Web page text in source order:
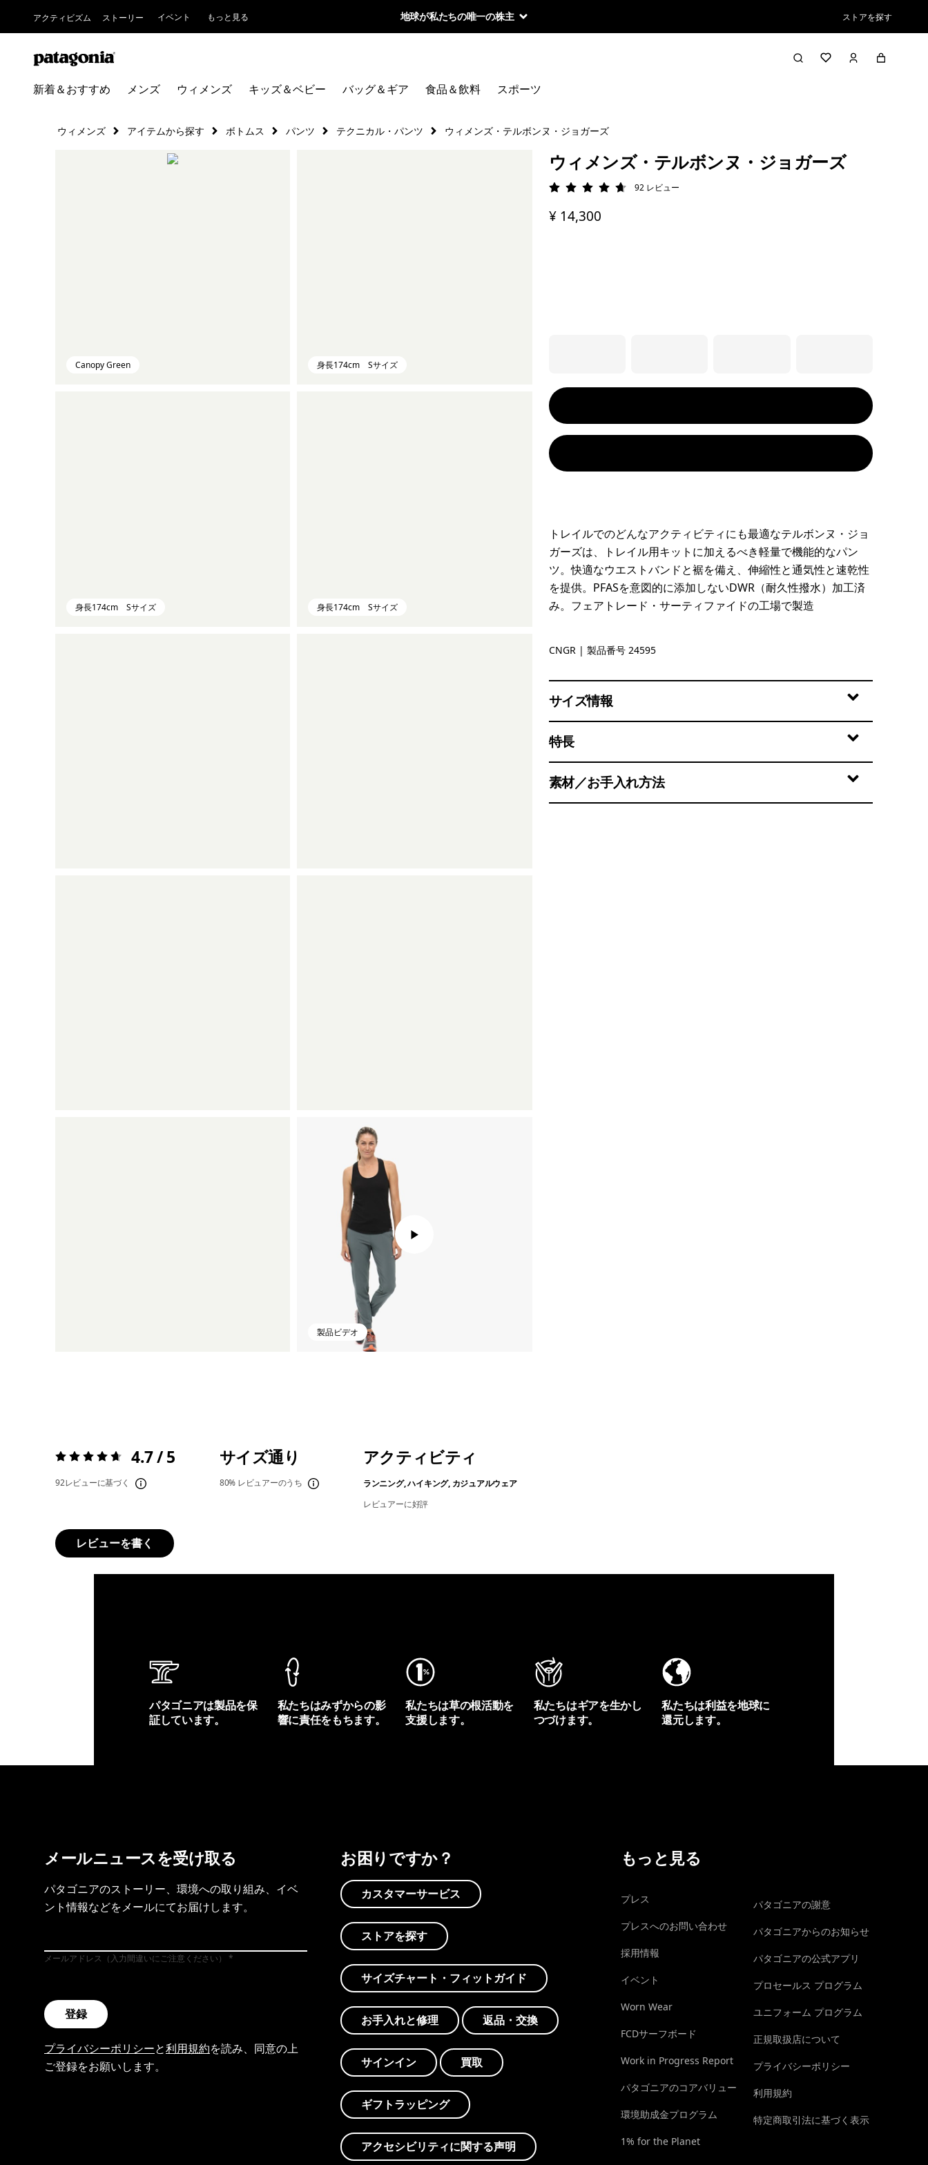
アクティビズム ストーリー イベント もっと見る 地球が私たちの唯一の株主 ストアを探す
新着＆おすすめ メンズ ウィメンズ キッズ＆ベビー バッグ＆ギア 食品＆飲料 スポーツ
ウィメンズ アイテムから探す ボトムス パンツ テクニカル・パンツ ウィメンズ・テルボンヌ・ジョガーズ
Canopy Green 身長174cm Sサイズ
身長174cm Sサイズ 身長174cm Sサイズ
製品ビデオ
ウィメンズ・テルボンヌ・ジョガーズ
評価: 4.7 / 5
92 レビュー
¥ 14,300
トレイルでのどんなアクティビティにも最適なテルボンヌ・ジョ
ガーズは、トレイル用キットに加えるべき軽量で機能的なパン
ツ。快適なウエストバンドと裾を備え、伸縮性と通気性と速乾性
を提供。PFASを意図的に添加しないDWR（耐久性撥水）加工済
み。フェアトレード・サーティファイドの工場で製造
Canopy Green
CNGR | 製品番号 24595
サイズ情報
特長
素材／お手入れ方法
評価:4.7 / 5 4.7 / 5
92レビューに基づく
サイズ通り
80% レビュアーのうち
アクティビティ
ランニング, ハイキング, カジュアルウェア
レビュアーに好評
レビューを書く
パタゴニアは製品を保
証しています。
私たちはみずからの影
響に責任をもちます。
私たちは草の根活動を
支援します。
私たちはギアを生かし
つづけます。
私たちは利益を地球に
還元します。
メールニュースを受け取る
パタゴニアのストーリー、環境への取り組み、イベ
ント情報などをメールにてお届けします。
メールアドレス（入力間違いにご注意ください）
登録
プライバシーポリシーと利用規約を読み、同意の上
ご登録をお願いします。
お困りですか？
カスタマーサービス
ストアを探す
サイズチャート・フィットガイド
お手入れと修理 返品・交換
サインイン 買取
ギフトラッピング
アクセシビリティに関する声明
もっと見る
プレス
プレスへのお問い合わせ
採用情報
イベント
Worn Wear
FCDサーフボード
Work in Progress Report
パタゴニアのコアバリュー
環境助成金プログラム
1% for the Planet
パタゴニアの謝意
パタゴニアからのお知らせ
パタゴニアの公式アプリ
プロセールス プログラム
ユニフォーム プログラム
正規取扱店について
プライバシーポリシー
利用規約
特定商取引法に基づく表示